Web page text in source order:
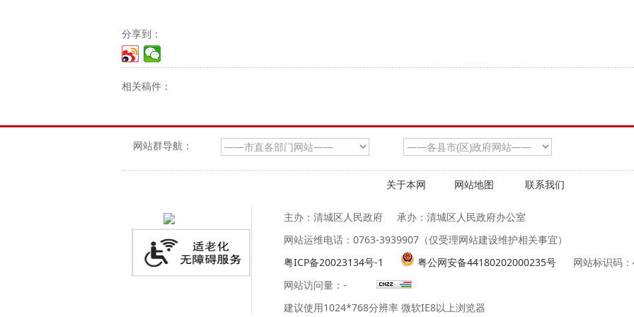
分享到：
相关稿件：
网站群导航：
关于本网 网站地图 联系我们
主办：清城区人民政府
承办：清城区人民政府办公室
网站运维电话：0763-3939907（仅受理网站建设维护相关事宜）
粤ICP备20023134号-1
粤公网安备44180202000235号
网站标识码
网站访问量： -
建议使用1024*768分辨率 微软IE8以上浏览器